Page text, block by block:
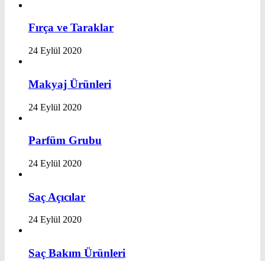
Fırça ve Taraklar
24 Eylül 2020
Makyaj Ürünleri
24 Eylül 2020
Parfüm Grubu
24 Eylül 2020
Saç Açıcılar
24 Eylül 2020
Saç Bakım Ürünleri